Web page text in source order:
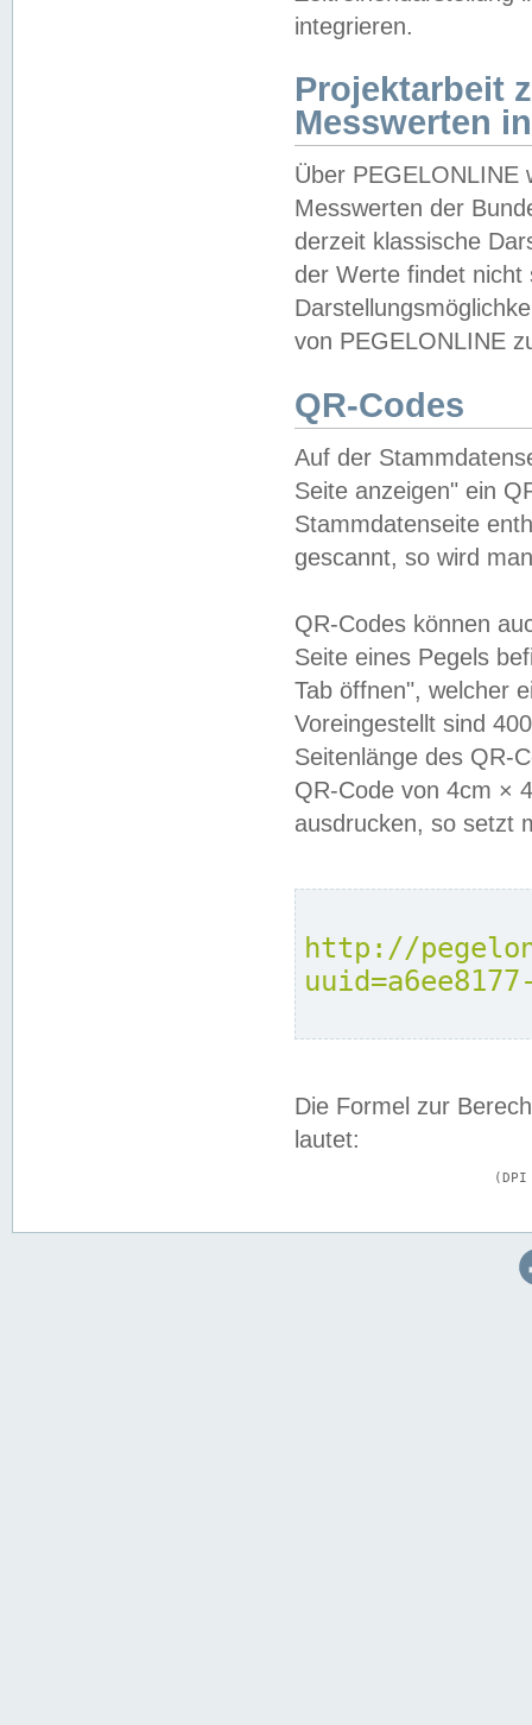
integrieren.
Projektarbeit
Messwerten
Über PEGELONLINE
Messwerten der
derzeit klassische
der Werte findet
von PEGELONLINE
QR-Codes
Auf der
Seite anzeigen" ein
Stammdatenseite
gescannt, so wird
QR-Codes können
Seite eines Pegels
Tab öffnen", welcher
Voreingestellt sind
Seitenlänge des QR-
QR-Code von 4cm ×
ausdrucken, so setzt
http://
Die Formel zur
lautet: